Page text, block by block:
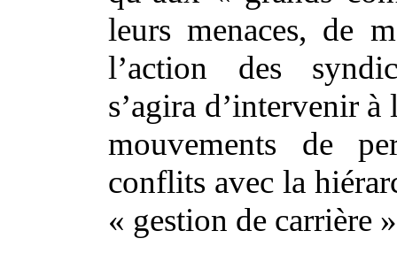
leurs menaces, de
l’action des
s’agira d’intervenir à
mouvements de
conflits avec la
« gestion de carrière